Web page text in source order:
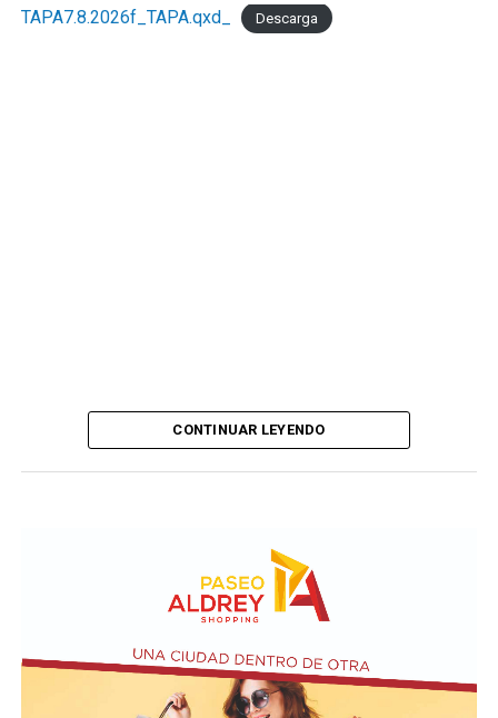
TAPA7.8.2026f_TAPA.qxd_ Descarga
CONTINUAR LEYENDO